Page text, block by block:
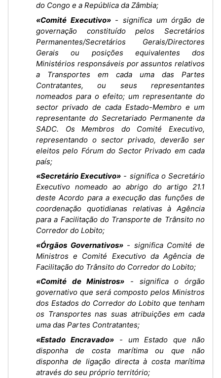
do Congo e a República da Zâmbia;
«Comité Executivo»- significa um órgão de
governação constituído pelos Secretários
Permanentes/Secretários Gerais/Directores
Gerais ou posições equivalentes dos
Ministérios responsáveis por assuntos relativos
a Transportes em cada uma das Partes
Contratantes, ou seus representantes
nomeados para o efeito; um representante do
sector privado de cada Estado-Membro e um
representante do Secretariado Permanente da
SADC. Os Membros do Comité Executivo,
representando o sector privado, deverão ser
eleitos pelo Fórum do Sector Privado em cada
país;
«Secretário Executivo» - significa o Secretário
Executivo nomeado ao abrigo do artigo 21.1
deste Acordo para a execução das funções de
coordenação quotidianas relativas à Agência
para a Facilitação do Transporte de Trânsito no
Corredor do Lobito;
«Órgãos Governativos»- significa Comité de
Ministros e Comité Executivo da Agência de
Facilitação do Trânsito do Corredor do Lobito;
«Comité de Ministros» - significa o órgão
governativo que será composto pelos Ministros
dos Estados do Corredor do Lobito que tenham
os Transportes nas suas atribuições em cada
uma das Partes Contratantes;
«Estado Encravado»- um Estado que não
disponha de costa marítima ou que não
disponha de ligação directa à costa marítima
através do seu próprio território;